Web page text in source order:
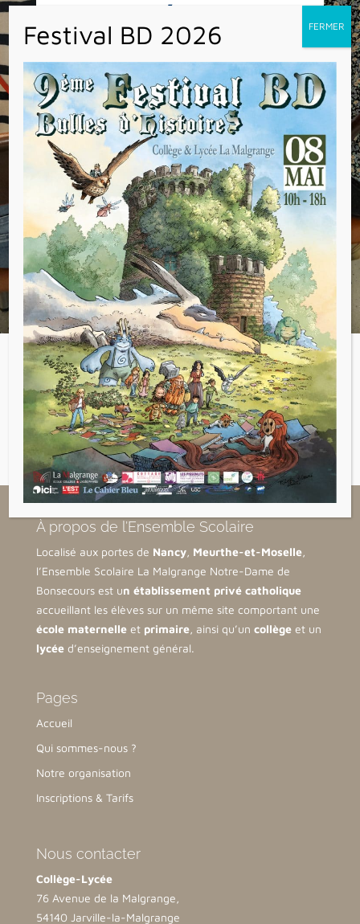
PLANÉTARIUM
Quatre classes de 5e ont découvert la
formation des chambres à magma et son
cheminement à l’intérieur d’un volcan, ainsi
que les phases lunaires à travers des
expériences auPlanétarium à Epinal.
Voir tous les articles
←Article précédent
Article suivant→
À propos de l’Ensemble Scolaire
Localisé aux portes de Nancy, Meurthe-et-Moselle,
l’Ensemble Scolaire La Malgrange Notre-Dame de
Bonsecours est un établissement privé catholique
accueillant les élèves sur un même site comportant une
école maternelleet primaire, ainsi qu’un collègeet un
lycéed’enseignement général.
Pages
Accueil
Qui sommes-nous ?
Notre organisation
Inscriptions & Tarifs
Nous contacter
Collège-Lycée
76 Avenue de la Malgrange,
54140 Jarville-la-Malgrange